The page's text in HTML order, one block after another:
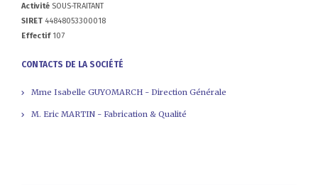
Activité SOUS-TRAITANT
SIRET 44848053300018
Effectif107
CONTACTS DE LA SOCIÉTÉ
Mme Isabelle GUYOMARCH - Direction Générale
M. Eric MARTIN - Fabrication & Qualité